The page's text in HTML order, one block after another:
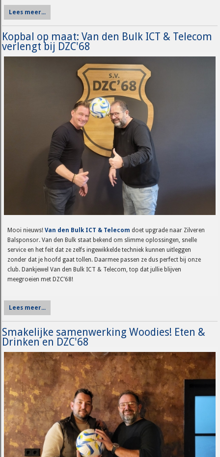
Lees meer...
Kopbal op maat: Van den Bulk ICT & Telecom
verlengt bij DZC'68
Mooi nieuws! Van den Bulk ICT & Telecom doet upgrade naar Zilveren
Balsponsor. Van den Bulk staat bekend om slimme oplossingen, snelle
service en het feit dat ze zelfs ingewikkelde techniek kunnen uitleggen
zonder dat je hoofd gaat tollen. Daarmee passen ze dus perfect bij onze
club. Dankjewel Van den Bulk ICT & Telecom, top dat jullie blijven
meegroeien met DZC’68!
Lees meer...
Smakelijke samenwerking Woodies! Eten &
Drinken en DZC'68